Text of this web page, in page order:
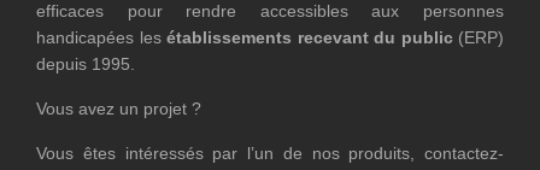
efficaces pour rendre accessibles aux personnes
handicapées les établissements recevant du public(ERP)
depuis 1995.
Vous avez un projet ?
Vous êtes intéressés par l’un de nos produits, contactez-